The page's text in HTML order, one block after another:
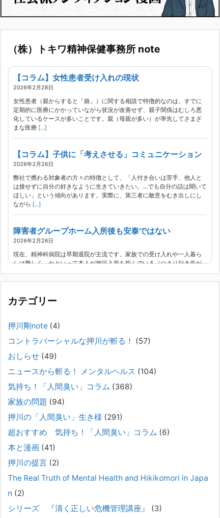
（株）トキワ精神保健事務所 note
【コラム】女性患者受け入れの現状
2026年2月28日
女性患者（親からすると「娘」）に関する相談で特徴的なのは、すでに
定期的に医療にかかっていながら状況が改善せず、親子関係はむしろ悪
化しているケースが多いことです。親（母親が多い）が率先してさまざ
まな医療 [...]
【コラム】子供に「考えさせる」コミュニケーション
2026年2月26日
弊社で携わる対象者の方々の特徴として、「人付き合いは苦手、他人と
は接せずに自分の好きなように生きていきたい。…でも自分の話は聞いて
ほしい」という傾向があります。実際に、第三者に敵意をむき出しにし
ながら [...]
障害者グループホーム入所後も安泰ではない
2026年2月26日
現在、精神科病院は早期退院が主流です。家族での受け入れや一人暮ら
しは難しく、かといって本人が施設入所を拒んでいる（つまり行き先が
見つかっていない）ような場合でも、病院から退院を急かされ、家族が
困ってし[...]
精神科から「退院できます」と言われた家族へ──退院
後の安全設計
2026年2月21日
通常価格 2,980円 → 今だけ 1,480円（50％OFF）こちらのnoteは、
（株）トキワ精神保健事務所（所長：押川剛）が支援の現場で行なって
きた実務対応を、家族向けに整理しています。 続きをみ
#042 精神疾患の子どもと健全なコミュニケーション
がとれない（母娘編）。
弊社は、病識のない重篤な精神疾患を抱えるご家族からのご相談を受
け、長年にわたり精神科医療へのアクセスの仕方や問題解決に取り組ん
い場合、家[...]
#041 将来を案じる「きょうだい」必見②きょうだ
いに精神疾患が疑われる家族がいて、家族間トラブル
で困っている方へ
2025年8月11日
カテゴリー
押川剛note (4)
コントラバーシャルな押川が斬る！
(57)
おしらせ (49)
ニュースから斬る！ メンタルヘルス (104)
気持ち！「人間臭い」コラム (368)
家族の問題 (94)
押川の「人間臭い」生き様 (291)
超おすすめ 気持ち！「人間臭い」コラム (6)
本と漫画 (41)
押川の提言 (2)
The Real Truth of Mental Health and Hikikomori in Japa
n (2)
シリーズ 『清く正しい危機管理講座』
(3)